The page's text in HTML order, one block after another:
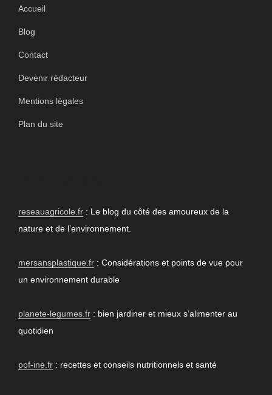
Accueil
Blog
Contact
Devenir rédacteur
Mentions légales
Plan du site
reseauagricole.fr : Le blog du côté des amoureux de la
nature et de l’environnement.
mersansplastique.fr : Considérations et points de vue pour
un environnement durable
planete-legumes.fr : bien jardiner et mieux s’alimenter au
quotidien
pof-ine.fr : recettes et conseils nutritionnels et santé